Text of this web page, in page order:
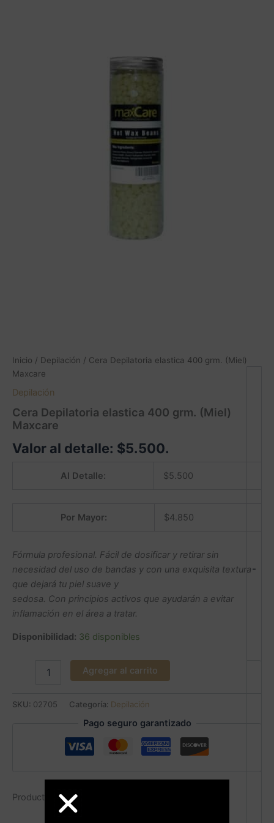
Inicio / Depilación / Cera Depilatoria elastica 400 grm. (Miel)
Maxcare
Depilación
Cera Depilatoria elastica 400 grm. (Miel)
Maxcare
Valor al detalle: $5.500.
Al Detalle: $5.500
Por Mayor: $4.850
Fórmula profesional. Fácil de dosificar y retirar sin
necesidad del uso de bandas y con una exquisita textura
que dejará tu piel suave y
sedosa. Con principios activos que ayudarán a evitar
inflamación en el área a tratar.
Disponibilidad: 36 disponibles
-
Agregar al carrito
SKU: 02705 Categoría: Depilación
Pago seguro garantizado
Productos relacionados